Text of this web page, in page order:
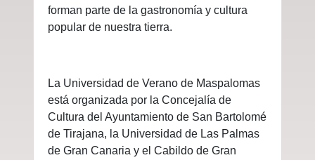
forman parte de la gastronomía y cultura
popular de nuestra tierra.
La Universidad de Verano de Maspalomas
está organizada por la Concejalía de
Cultura del Ayuntamiento de San Bartolomé
de Tirajana, la Universidad de Las Palmas
de Gran Canaria y el Cabildo de Gran